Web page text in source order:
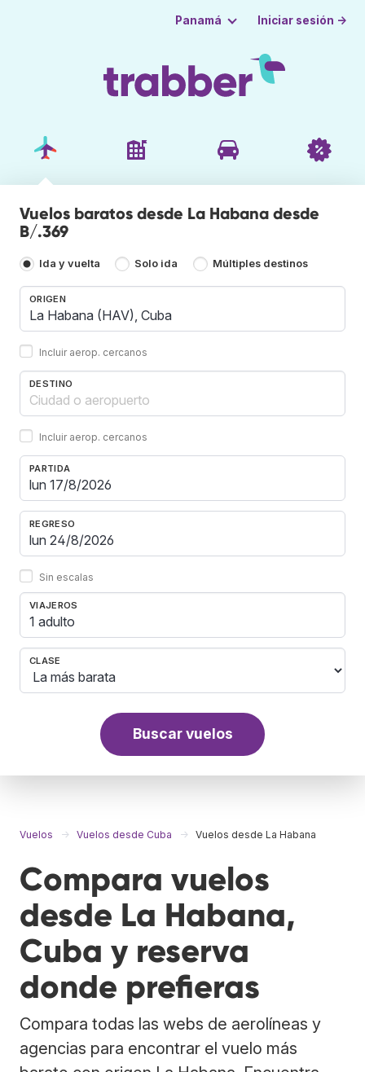
Panamá Iniciar sesión →
Vuelos baratos desde La Habana desde
B/.369
Ida y vuelta Solo ida Múltiples destinos
ORIGEN
Incluir aerop. cercanos
DESTINO
Incluir aerop. cercanos
PARTIDA
REGRESO
Sin escalas
VIAJEROS
1 adulto
CLASE
Buscar vuelos
Vuelos Vuelos desde Cuba Vuelos desde La Habana
Compara vuelos
desde La Habana,
Cuba y reserva
donde prefieras
Compara todas las webs de aerolíneas y
agencias para encontrar el vuelo más